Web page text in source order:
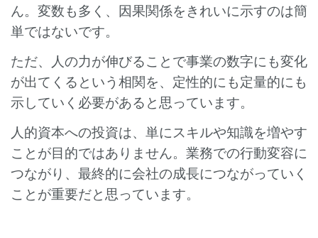
ん。変数も多く、因果関係をきれいに示すのは簡
単ではないです。
ただ、人の力が伸びることで事業の数字にも変化
が出てくるという相関を、定性的にも定量的にも
示していく必要があると思っています。
人的資本への投資は、単にスキルや知識を増やす
ことが目的ではありません。業務での行動変容に
つながり、最終的に会社の成長につながっていく
ことが重要だと思っています。